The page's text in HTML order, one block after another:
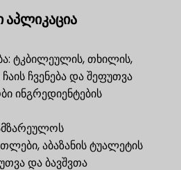
აპლიკაცია
ტკბილეულის, თხილის,
ჩვენება და შეფუთვა
ინგრედიენტების
აბაზანის ტუალეტის
და ბავშვთა